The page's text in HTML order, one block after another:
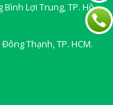
Lợi Trung, TP. Hồ
Thạnh, TP. HCM.